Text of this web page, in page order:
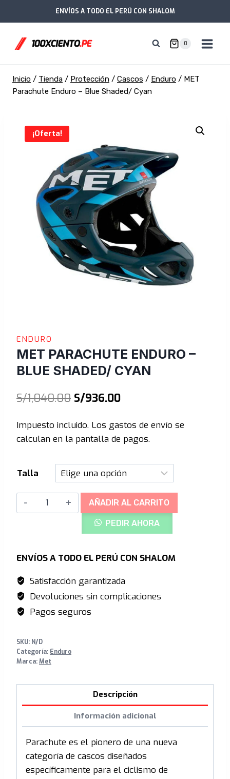
al
ENVÍOS A TODO EL PERÚ CON SHALOM
0
Inicio / Tienda / Protección / Cascos / Enduro / MET
Parachute Enduro – Blue Shaded/ Cyan
¡Oferta!
ENDURO
MET PARACHUTE ENDURO –
BLUE SHADED/ CYAN
S/1,040.00 El
original
S/1,040.00.
S/936.00El
actual
S/936.00.
Impuesto incluido. Los gastos de envío se
calculan en la pantalla de pagos.
Talla
MET
Parachute
Blue
Cyan
cantidad
AÑADIR AL CARRITO
PEDIR AHORA
ENVÍOS A TODO EL PERÚ CON SHALOM
Satisfacción garantizada
Devoluciones sin complicaciones
Pagos seguros
SKU: N/D
Categoría: Enduro
Marca:Met
Descripción
Información adicional
Parachute es el pionero de una nueva
categoría de cascos diseñados
específicamente para el ciclismo de